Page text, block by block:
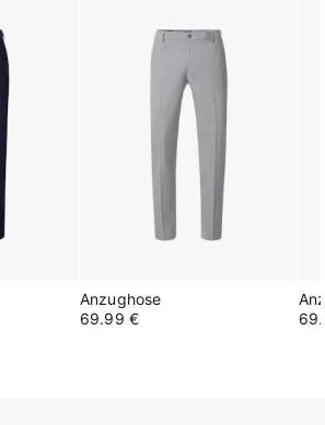
Anzughose
69.99 €